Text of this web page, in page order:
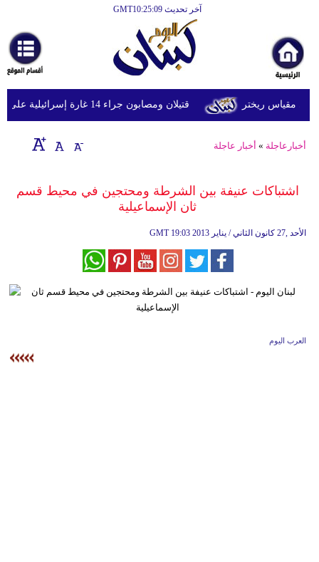
آخر تحديث GMT10:25:09
أخبارعاجلة
رياضة
ثقافة
إقتصاد
وموسيقى
ديكور
قتيلان ومصابون جراء 14 غارة إسرائيلية على شرق وجنوب لبنان
أخبارعاجلة » أخبار عاجلة
اشتباكات عنيفة بين الشرطة ومحتجين في محيط قسم
ثان الإسماعيلية
GMT 19:03 2013 الأحد ,27 كانون الثاني / يناير
العرب اليوم